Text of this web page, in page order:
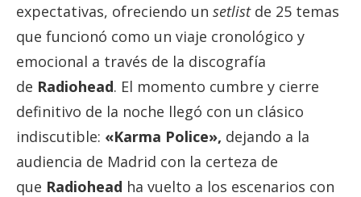
expectativas, ofreciendo un setlistde 25 temas
que funcionó como un viaje cronológico y
emocional a través de la discografía
de Radiohead. El momento cumbre y cierre
definitivo de la noche llegó con un clásico
indiscutible: «Karma Police», dejando a la
audiencia de Madrid con la certeza de
que Radiohead ha vuelto a los escenarios con